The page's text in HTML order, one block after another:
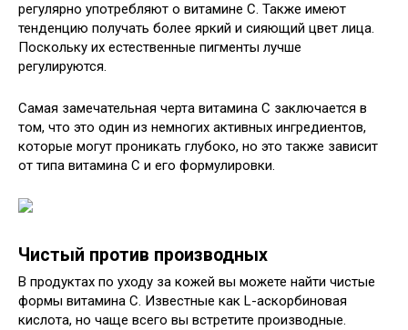
регулярно употребляют о витамине С. Также имеют
тенденцию получать более яркий и сияющий цвет лица.
Поскольку их естественные пигменты лучше
регулируются.
Самая замечательная черта витамина С заключается в
том, что это один из немногих активных ингредиентов,
которые могут проникать глубоко, но это также зависит
от типа витамина С и его формулировки.
Чистый против производных
В продуктах по уходу за кожей вы можете найти чистые
формы витамина C. Известные как L-аскорбиновая
кислота, но чаще всего вы встретите производные.